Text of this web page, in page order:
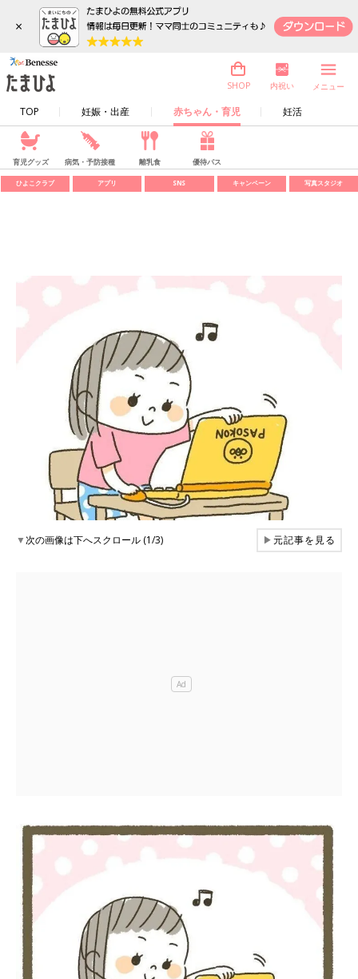
×
TOP 妊娠・出産 赤ちゃん・育児 妊活
SHOP 内祝い メニュー
育児グッズ 病気・予防接種 離乳食 優待パス
ひよこクラブ アプリ SNS キャンペーン 写真スタジオ
▼次の画像は下へスクロール (1/3) ▶元記事を見る